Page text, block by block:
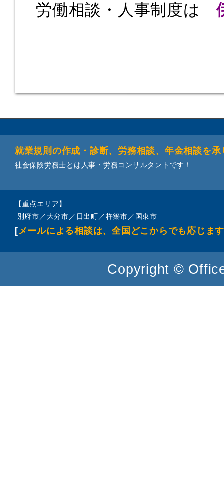
労働相談・人事制度は
就業規則の作成・診断、労務相談、年金相談を承
社会保険労務士とは人事・労務コンサルタントです！
【重点エリア】
別府市／大分市／日出町／杵築市／国東市
[メールによる相談は、全国どこからでも応じま
Copyright ©